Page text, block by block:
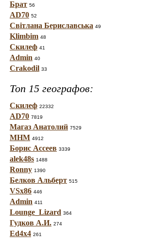
Брат 56
AD70 52
Світлана Бериславська 49
Klimbim 48
Скилеф 41
Admin 40
Crakodil 33
Топ 15 географов:
Скилеф 22332
AD70 7819
Магаз Анатолий 7529
МНМ 4912
Борис Ассеев 3339
alek48s 1488
Ronny 1390
Белков Альберт 515
VSx86 446
Admin 411
Lounge_Lizard 364
Гудков А.И. 274
Ed4x4 261